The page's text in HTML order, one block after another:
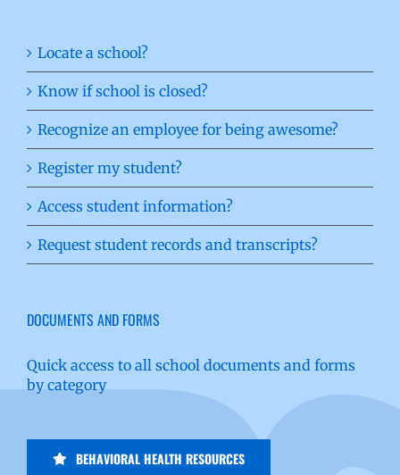
Locate a school?
Know if school is closed?
Recognize an employee for being awesome?
Register my student?
Access student information?
Request student records and transcripts?
DOCUMENTS AND FORMS
Quick access to all school documents and forms
by category
BEHAVIORAL HEALTH RESOURCES